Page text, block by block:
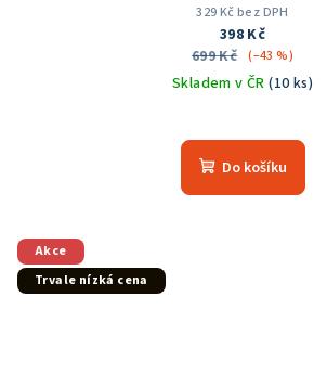
329 Kč bez DPH
398 Kč
699 Kč (–43 %)
Skladem v ČR(10 ks)
Do košíku
Akce
Trvale nízká cena